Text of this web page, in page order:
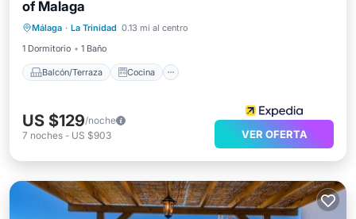
of Malaga
Málaga · La Trinidad 0.13 mi al centro
1 Dormitorio
1 Baño
Balcón/Terraza Cocina
Se admiten mascotas
US $129/noche
7 noches - US $903 VER OFERTA